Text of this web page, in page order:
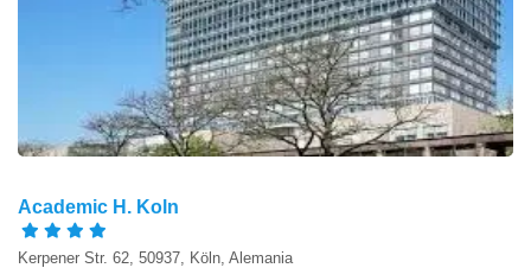
Academic H. Koln
Kerpener Str. 62, 50937, Köln, Alemania